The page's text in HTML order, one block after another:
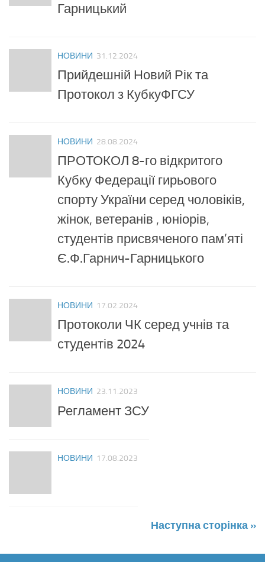
Гарницький
НОВИНИ 31.12.2024
Прийдешній Новий Рік та
Протокол з КубкуФГСУ
НОВИНИ 28.08.2024
ПРОТОКОЛ 8-го відкритого
Кубку Федерації гирьового
спорту України серед чоловіків,
жінок, ветеранів , юніорів,
студентів присвяченого пам’яті
Є.Ф.Гарнич-Гарницького
НОВИНИ 17.02.2024
Протоколи ЧК серед учнів та
студентів 2024
НОВИНИ 23.11.2023
Регламент ЗСУ
НОВИНИ 17.08.2023
Наступна сторінка »